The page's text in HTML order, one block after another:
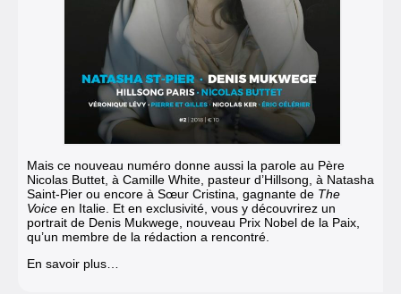
Mais ce nouveau numéro donne aussi la parole au Père
Nicolas Buttet, à Camille White, pasteur d’Hillsong, à Natasha
Saint-Pier ou encore à Sœur Cristina, gagnante de The
Voice en Italie. Et en exclusivité, vous y découvrirez un
portrait de Denis Mukwege, nouveau Prix Nobel de la Paix,
qu’un membre de la rédaction a rencontré.
En savoir plus…